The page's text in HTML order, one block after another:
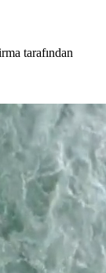
tarafından